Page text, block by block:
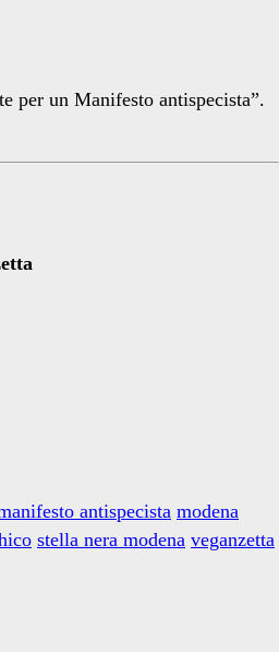
per un Manifesto antispecista”.
antispecista modena
stella nera modena veganzetta